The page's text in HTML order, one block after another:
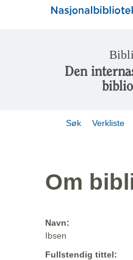
Den
Søk Verkliste
Om
Navn:
Ibsen
Fullstendig tittel: